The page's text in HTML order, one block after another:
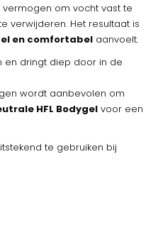
om vocht vast te
verwijderen. Het resultaat is
en comfortabel aanvoelt.
en dringt diep door in de
wordt aanbevolen om
HFL Bodygel voor een
te gebruiken bij